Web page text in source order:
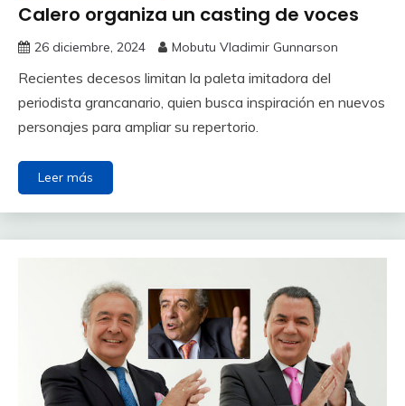
Calero organiza un casting de voces
26 diciembre, 2024 Mobutu Vladimir Gunnarson
Recientes decesos limitan la paleta imitadora del
periodista grancanario, quien busca inspiración en nuevos
personajes para ampliar su repertorio.
Leer más